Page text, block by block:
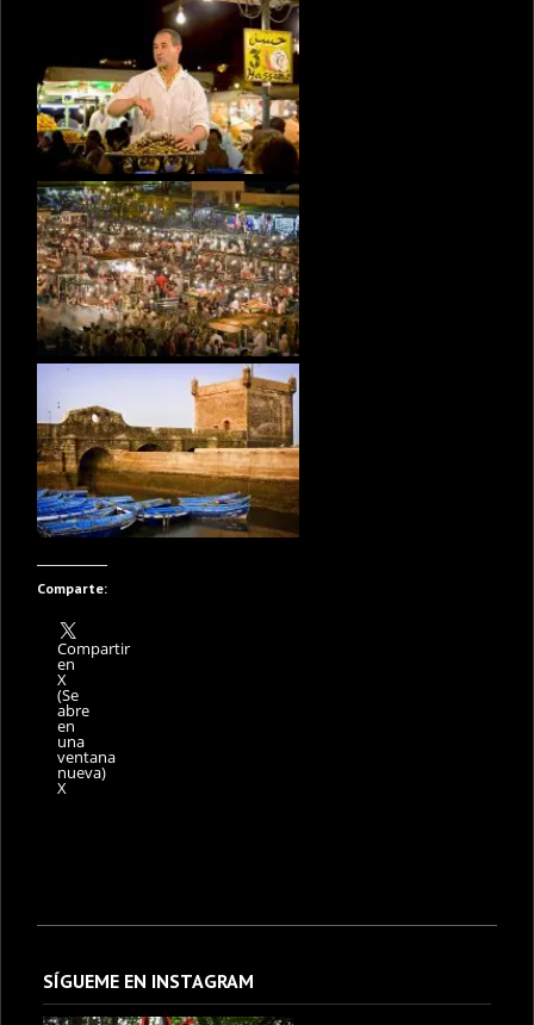
Comparte:
Compartir
en
X
(Se
abre
en
una
ventana
nueva)
X
SÍGUEME EN INSTAGRAM